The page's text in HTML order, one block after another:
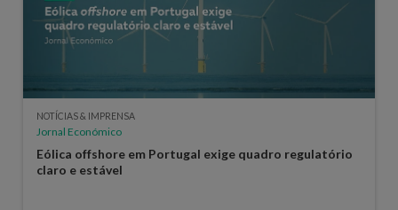
NOTÍCIAS & IMPRENSA
Jornal Económico
Eólica offshore em Portugal exige quadro regulatório
claro e estável